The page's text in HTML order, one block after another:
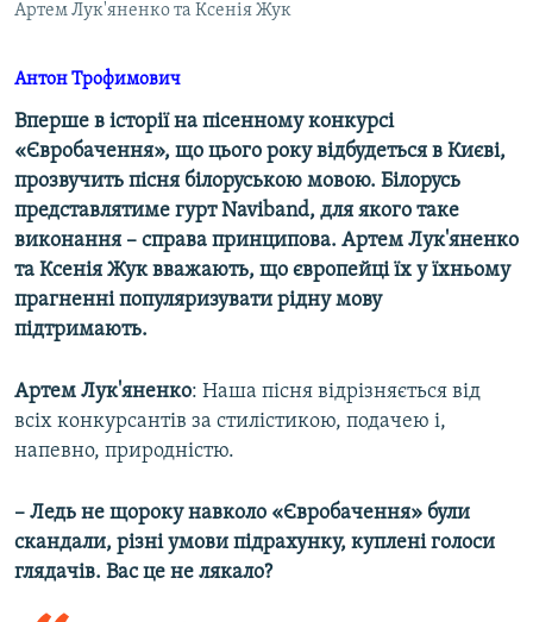
Усі сайти RFE/RL
Артем Лук'яненко та Ксенія Жук
Антон Трофимович
Вперше в історії на пісенному конкурсі
«Євробачення», що цього року відбудеться в Києві,
прозвучить пісня білоруською мовою. Білорусь
представлятиме гурт Naviband, для якого таке
виконання – справа принципова. Артем Лук'яненко
та Ксенія Жук вважають, що європейці їх у їхньому
прагненні популяризувати рідну мову
підтримають.
Артем Лук'яненко: Наша пісня відрізняється від
всіх конкурсантів за стилістикою, подачею і,
напевно, природністю.
– Ледь не щороку навколо «Євробачення» були
скандали, різні умови підрахунку, куплені голоси
глядачів. Вас це не лякало?